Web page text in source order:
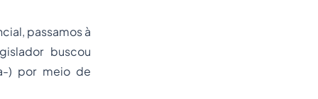
passamos à
buscou
) por meio de